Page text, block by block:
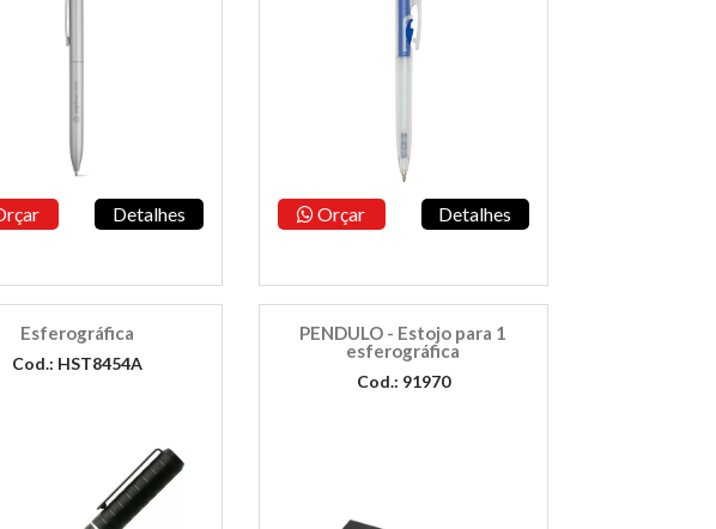
Detalhes Orçar Detalhes
Esferográfica
Cod.: HST8454A
PENDULO - Estojo para 1
esferográfica
Cod.: 91970